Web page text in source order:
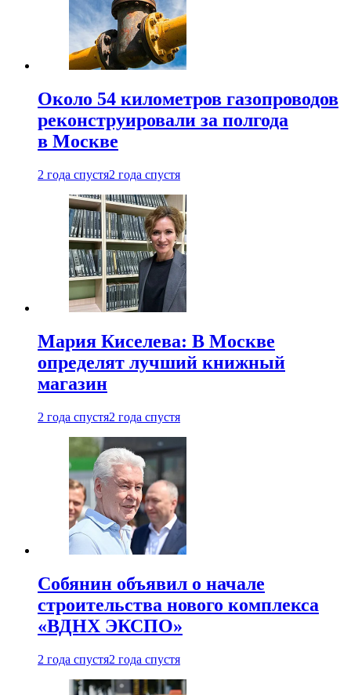
Около 54 километров газопроводов
реконструировали за полгода
в Москве
2 года спустя2 года спустя
Мария Киселева: В Москве
определят лучший книжный
магазин
2 года спустя2 года спустя
Собянин объявил о начале
строительства нового комплекса
«ВДНХ ЭКСПО»
2 года спустя2 года спустя